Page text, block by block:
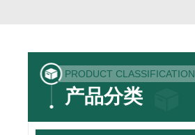
PRODUCT CLASSIFICATION
产品分类